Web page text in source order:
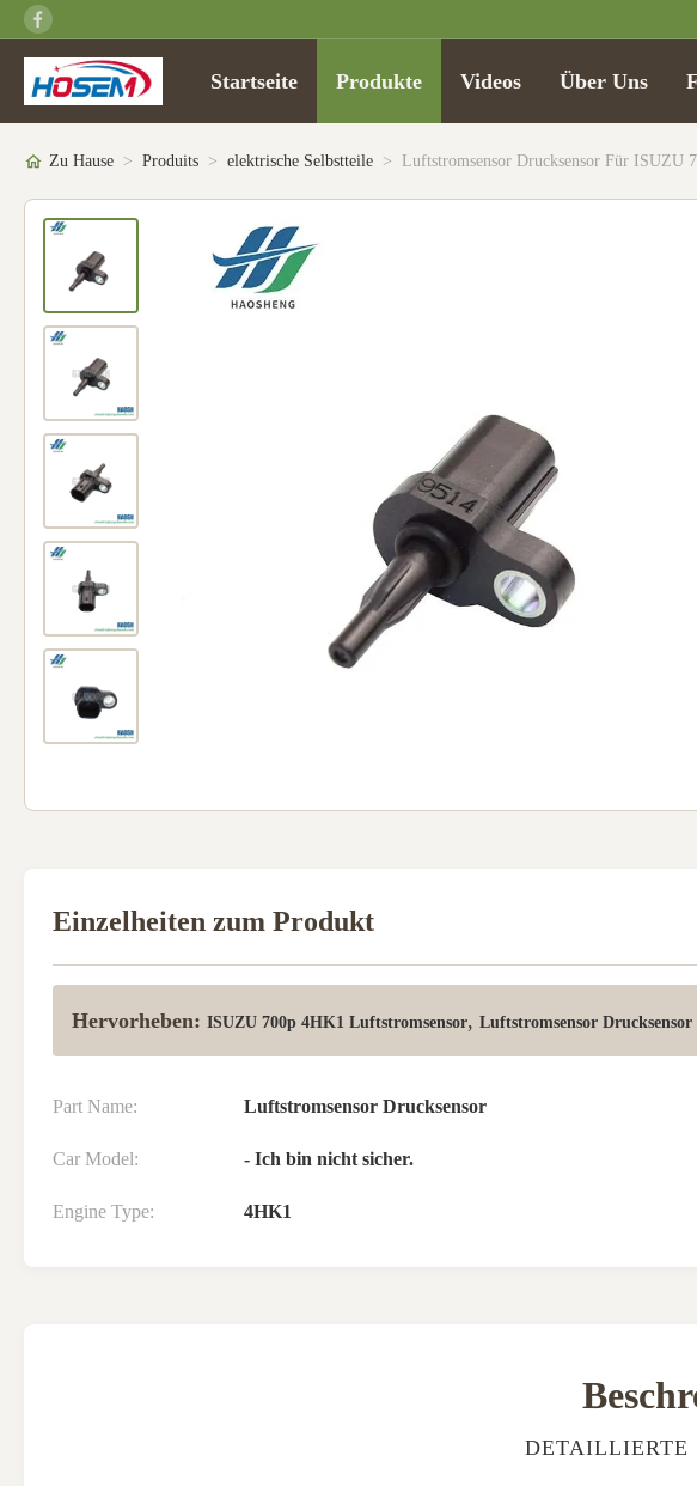
Startseite Produkte Videos Über Uns
Zu Hause > Produits > elektrische Selbstteile > Luftstromsensor Drucksensor Für ISUZU
Einzelheiten zum Produkt
Hervorheben: ISUZU 700p 4HK1 Luftstromsensor, Luftstromsensor Drucksensor
Part Name: Luftstromsensor Drucksensor
Car Model: - Ich bin nicht sicher.
Engine Type: 4HK1
DETAILLIERTE